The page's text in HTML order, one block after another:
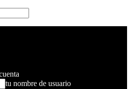
tu nombre de usuario